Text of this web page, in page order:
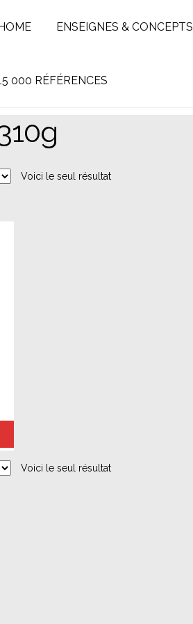
ENSEIGNES & CONCEPTS
000 RÉFÉRENCES
Voici le seul résultat
Voici le seul résultat